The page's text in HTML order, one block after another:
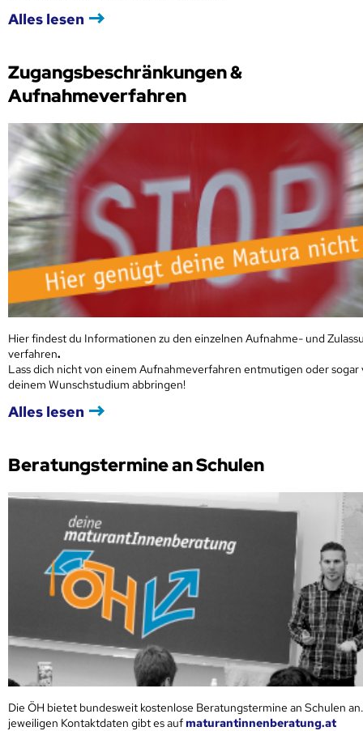
Alles lesen
Zugangsbeschränkungen &
Aufnahmeverfahren
Hier findest du Informationen zu den einzelnen Aufnahme- und
verfahren.
Lass dich nicht von einem Aufnahmeverfahren entmutigen oder sogar
deinem Wunschstudium abbringen!
Alles lesen
Beratungstermine an Schulen
Die ÖH bietet bundesweit kostenlose Beratungstermine an Schulen
jeweiligen Kontaktdaten gibt es aufmaturantinnenberatung.at